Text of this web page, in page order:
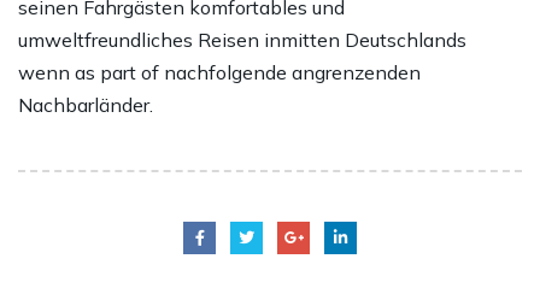
seinen Fahrgästen komfortables und
umweltfreundliches Reisen inmitten Deutschlands
wenn as part of nachfolgende angrenzenden
Nachbarländer.